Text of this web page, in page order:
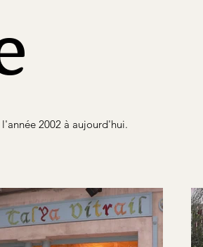
2002 à aujourd'hui.